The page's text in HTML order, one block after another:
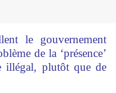
le gouvernement
de la ‘présence’
illégal, plutôt que de